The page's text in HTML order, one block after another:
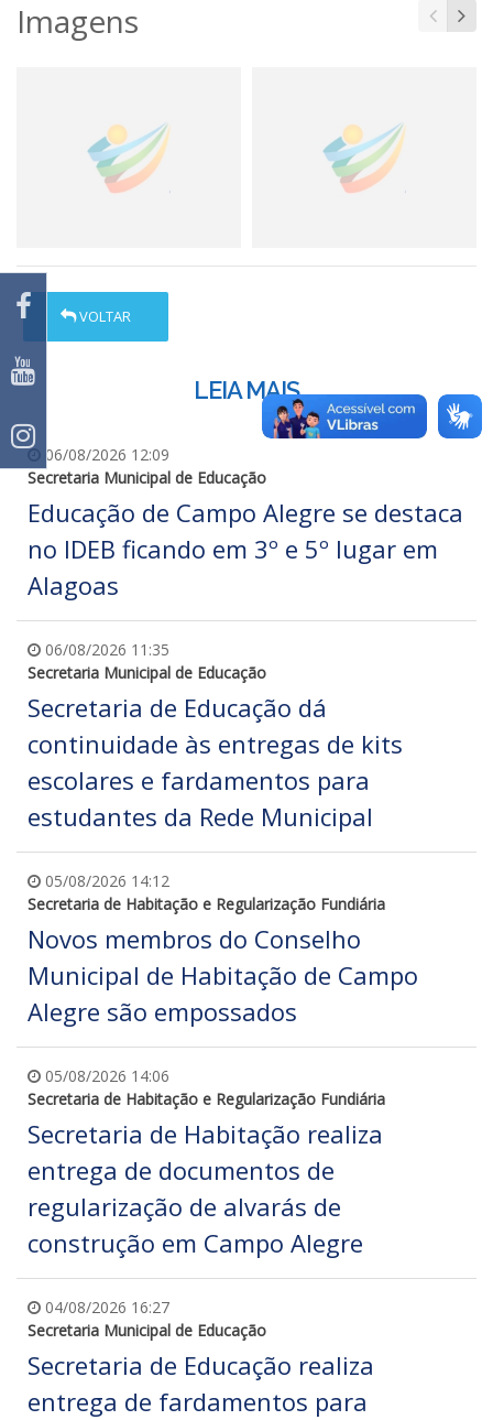
Imagens
VOLTAR
LEIA MAIS
06/08/2026 12:09
Secretaria Municipal de Educação
Educação de Campo Alegre se destaca
no IDEB ficando em 3º e 5º lugar em
Alagoas
06/08/2026 11:35
Secretaria Municipal de Educação
Secretaria de Educação dá
continuidade às entregas de kits
escolares e fardamentos para
estudantes da Rede Municipal
05/08/2026 14:12
Secretaria de Habitação e Regularização Fundiária
Novos membros do Conselho
Municipal de Habitação de Campo
Alegre são empossados
05/08/2026 14:06
Secretaria de Habitação e Regularização Fundiária
Secretaria de Habitação realiza
entrega de documentos de
regularização de alvarás de
construção em Campo Alegre
04/08/2026 16:27
Secretaria Municipal de Educação
Secretaria de Educação realiza
entrega de fardamentos para